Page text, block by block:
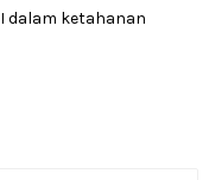
dalam ketahanan